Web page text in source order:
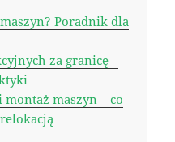
Poradnik dla
za granicę –
maszyn – co